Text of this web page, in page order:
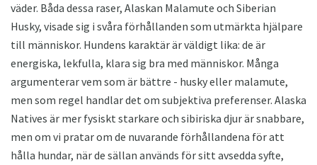
väder. Båda dessa raser, Alaskan Malamute och Siberian
Husky, visade sig i svåra förhållanden som utmärkta hjälpare
till människor. Hundens karaktär är väldigt lika: de är
energiska, lekfulla, klara sig bra med människor. Många
argumenterar vem som är bättre - husky eller malamute,
men som regel handlar det om subjektiva preferenser. Alaska
Natives är mer fysiskt starkare och sibiriska djur är snabbare,
men om vi pratar om de nuvarande förhållandena för att
hålla hundar, när de sällan används för sitt avsedda syfte,